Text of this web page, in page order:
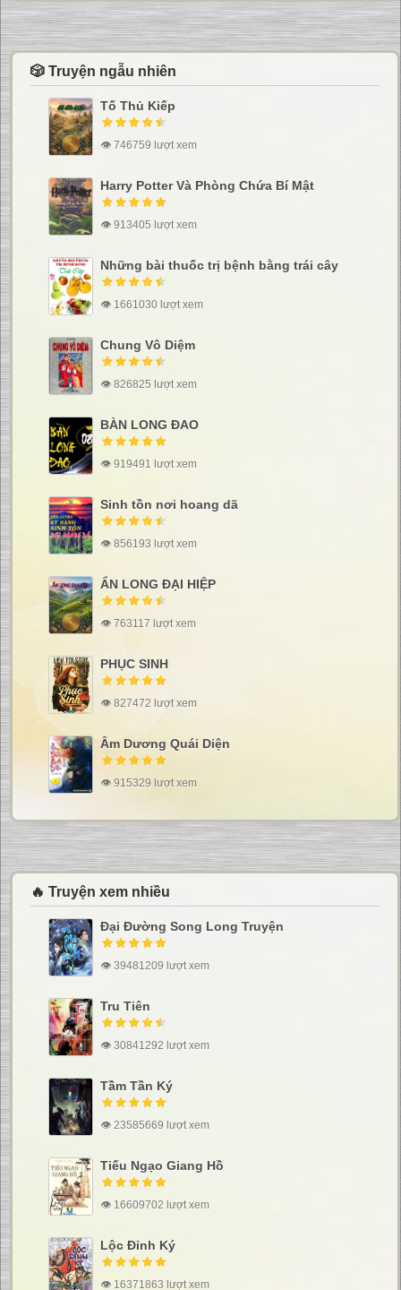
🎲 Truyện ngẫu nhiên
Tố Thủ Kiếp
👁 746759 lượt xem
Harry Potter Và Phòng Chứa Bí Mật
👁 913405 lượt xem
Những bài thuốc trị bệnh bằng trái cây
👁 1661030 lượt xem
Chung Vô Diệm
👁 826825 lượt xem
BÀN LONG ĐAO
👁 919491 lượt xem
Sinh tồn nơi hoang dã
👁 856193 lượt xem
ẨN LONG ĐẠI HIỆP
👁 763117 lượt xem
PHỤC SINH
👁 827472 lượt xem
Âm Dương Quái Diện
👁 915329 lượt xem
🔥 Truyện xem nhiều
Đại Đường Song Long Truyện
👁 39481209 lượt xem
Tru Tiên
👁 30841292 lượt xem
Tầm Tần Ký
👁 23585669 lượt xem
Tiếu Ngạo Giang Hồ
👁 16609702 lượt xem
Lộc Đỉnh Ký
👁 16371863 lượt xem